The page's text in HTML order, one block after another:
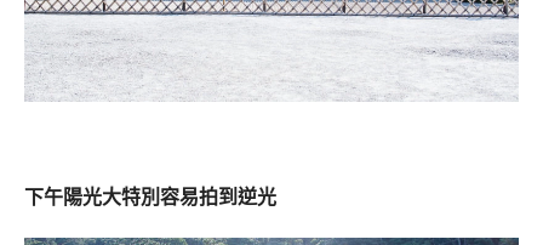
下午陽光大特別容易拍到逆光